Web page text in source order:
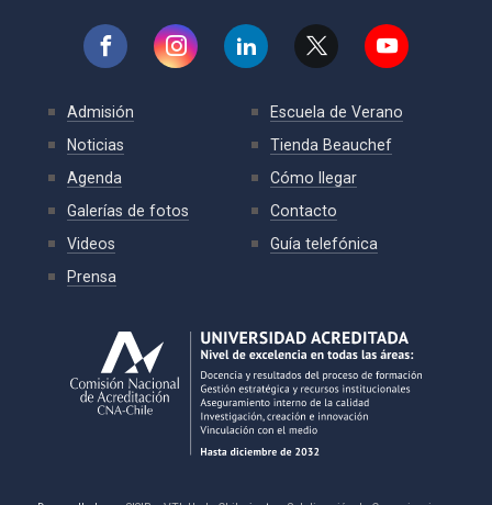
Admisión
Noticias
Agenda
Galerías de fotos
Videos
Prensa
Escuela de Verano
Tienda Beauchef
Cómo llegar
Contacto
Guía telefónica